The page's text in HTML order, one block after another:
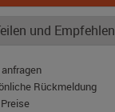
und Empfehlen
Rückmeldung